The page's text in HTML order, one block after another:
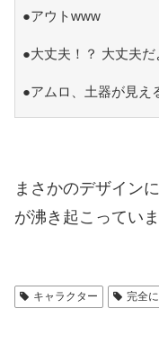
●アウトwww
●大丈夫！？ 大丈夫
●アムロ、土器が見
まさかのデザイン
が沸き起こっていま
キャラクター 完全